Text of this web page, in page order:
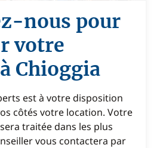
nous pour
votre
Chioggia
est à votre disposition
côtés votre location. Votre
traitée dans les plus
vous contactera par